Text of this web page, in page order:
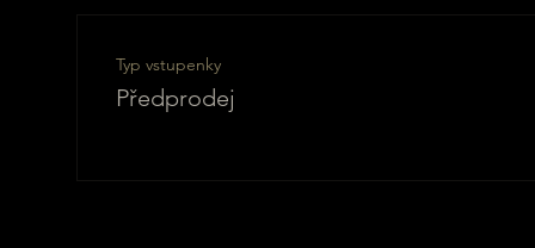
Typ vstupenky
Předprodej